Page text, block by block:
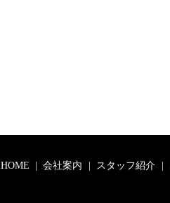
HOME 会社案内 スタッフ紹介